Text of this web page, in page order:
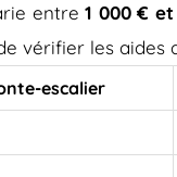
entre1 000 €
vérifier les aides
escalier